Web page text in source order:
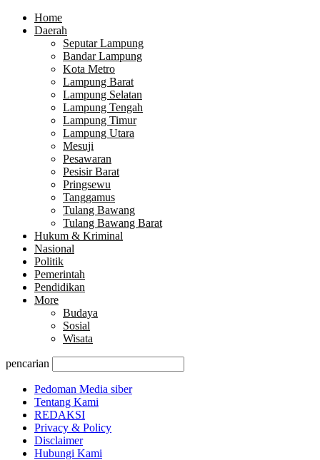
Home
Daerah
Seputar Lampung
Bandar Lampung
Kota Metro
Lampung Barat
Lampung Selatan
Lampung Tengah
Lampung Timur
Lampung Utara
Mesuji
Pesawaran
Pesisir Barat
Pringsewu
Tanggamus
Tulang Bawang
Tulang Bawang Barat
Hukum & Kriminal
Nasional
Politik
Pemerintah
Pendidikan
More
Budaya
Sosial
Wisata
pencarian
Pedoman Media siber
Tentang Kami
REDAKSI
Privacy & Policy
Disclaimer
Hubungi Kami